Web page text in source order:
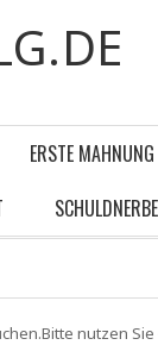
ERSTE MAHNUNG
nutzen